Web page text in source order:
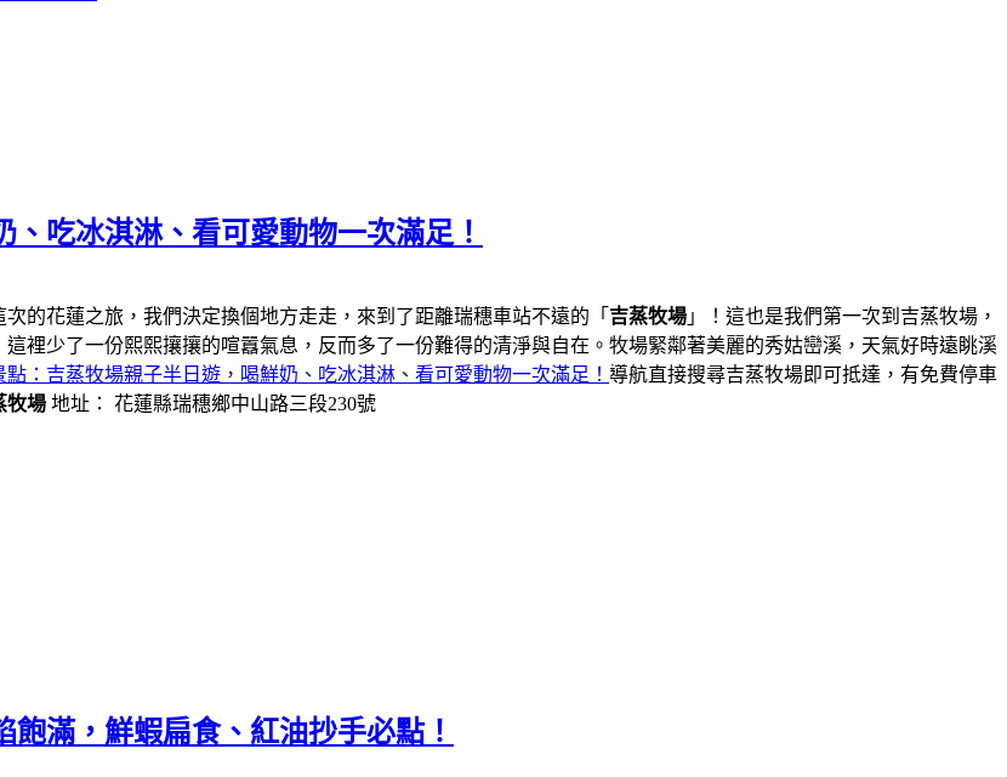
吃冰淇淋、看可愛動物一次滿足！
的花蓮之旅，我們決定換個地方走走，來到了距離瑞穗車站不遠的「 吉蒸牧場 」！這也是我們第一次到吉蒸牧場，
裡少了一份熙熙攘攘的喧囂氣息，反而多了一份難得的清淨與自在。牧場緊鄰著美麗的秀姑巒溪，天氣好時遠眺溪
點：吉蒸牧場親子半日遊，喝鮮奶、吃冰淇淋、看可愛動物一次滿足！ 導航直接搜尋吉蒸牧場即可抵達，有免費停車
牧場 地址： 花蓮縣瑞穗鄉中山路三段230號
滿，鮮蝦扁食、紅油抄手必點！